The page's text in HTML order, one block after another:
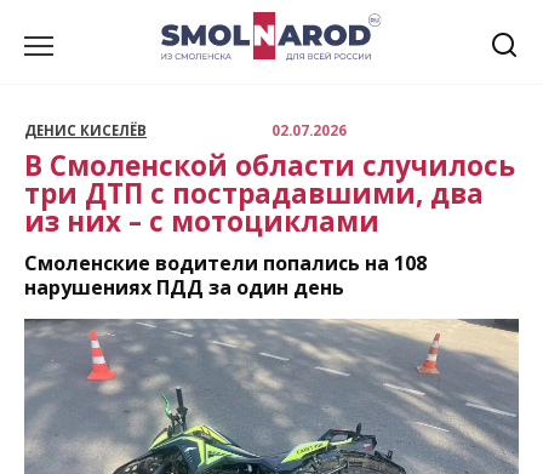
ДЕНИС КИСЕЛЁВ 02.07.2026
В Смоленской области случилось
три ДТП с пострадавшими, два
из них – с мотоциклами
Смоленские водители попались на 108
нарушениях ПДД за один день